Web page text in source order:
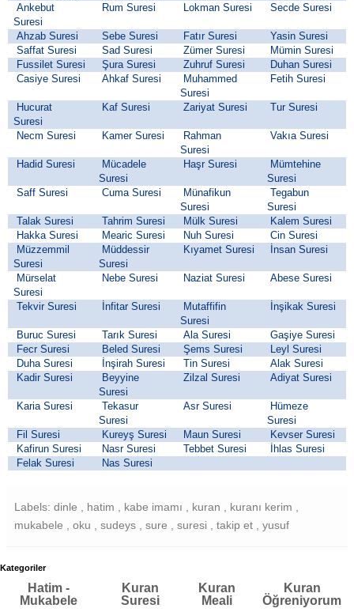
Ankebut
Suresi
Rum Suresi Lokman Suresi Secde Suresi
Ahzab Suresi Sebe Suresi Fatır Suresi
Yasin Suresi
Saffat Suresi
Sad Suresi Zümer Suresi
Mümin Suresi
Fussilet Suresi
Şura Suresi Zuhruf Suresi
Duhan Suresi
Casiye Suresi
Ahkaf Suresi
Muhammed
Suresi
Fetih Suresi
Hucurat
Suresi
Kaf Suresi Zariyat Suresi Tur Suresi
Necm Suresi Kamer Suresi
Rahman
Suresi
Vakıa Suresi
Hadid Suresi
Mücadele
Suresi
Haşr Suresi
Mümtehine
Suresi
Saff Suresi
Cuma Suresi
Münafikun
Suresi
Tegabun
Suresi
Talak Suresi
Tahrim Suresi Mülk Suresi
Kalem Suresi
Hakka Suresi
Mearic Suresi Nuh Suresi
Cin Suresi
Müzzemmil
Suresi
Müddessir
Suresi
Kıyamet Suresi İnsan Suresi
Mürselat
Suresi
Nebe Suresi Naziat Suresi Abese Suresi
Tekvir Suresi İnfitar Suresi
Mutaffifin
Suresi
İnşikak Suresi
Buruc Suresi Tarık Suresi Ala Suresi
Gaşiye Suresi
Fecr Suresi
Beled Suresi Şems Suresi
Leyl Suresi
Duha Suresi
İnşirah Suresi Tin Suresi
Alak Suresi
Kadir Suresi
Beyyine
Suresi
Zilzal Suresi Adiyat Suresi
Karia Suresi
Tekasur
Suresi
Asr Suresi
Hümeze
Suresi
Fil Suresi
Kureyş Suresi Maun Suresi
Kevser Suresi
Kafirun Suresi
Nasr Suresi Tebbet Suresi
İhlas Suresi
Felak Suresi
Nas Suresi
Labels: dinle , hatim , kabe imamı , kuran , kuranı kerim ,
mukabele , oku , sudeys , sure , suresi , takip et , yusuf
Kategoriler
Hatim -
Mukabele
Kuran
Suresi
Kuran
Meali
Kuran
Öğreniyorum